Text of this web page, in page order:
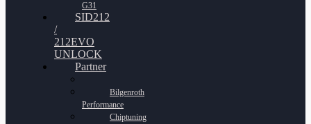
G31
SID212
/
212EVO
UNLOCK
Partner
Bilgenroth
Performance
Chiptuning